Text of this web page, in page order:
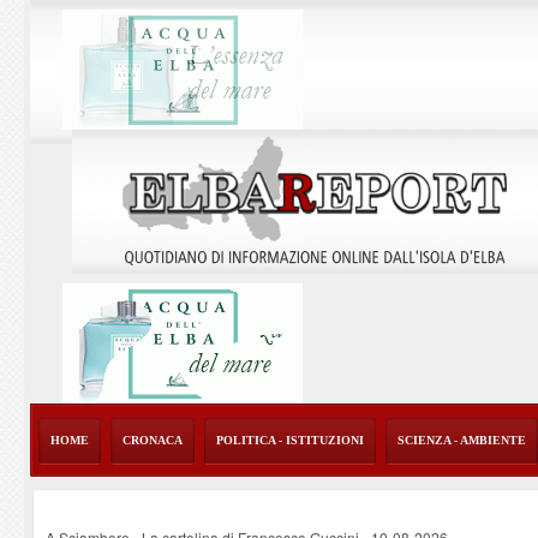
HOME CRONACA POLITICA - ISTITUZIONI SCIENZA - AMBIENTE